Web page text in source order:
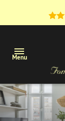
Menu
Maisons